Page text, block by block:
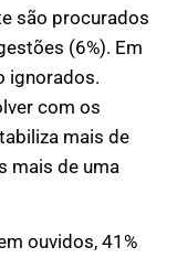
são procurados
(6%). Em
ignorados.
com os
mais de
mais de uma
ouvidos, 41%